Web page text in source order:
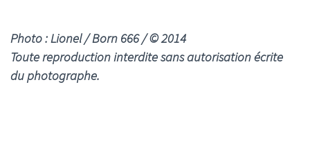
Photo : Lionel / Born 666 / © 2014
Toute reproduction interdite sans autorisation écrite
du photographe.